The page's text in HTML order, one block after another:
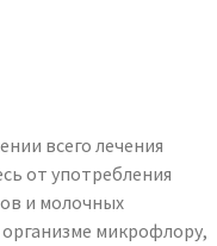
всего лечения
от употребления
и молочных
микрофлору,